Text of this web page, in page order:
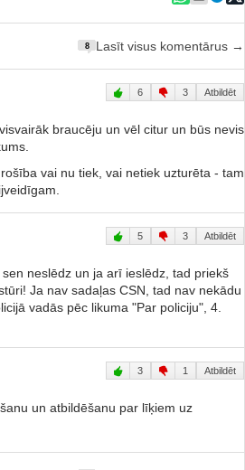
8 Lasīt visus komentārus →
6 3 Atbildēt
braucēju un vēl citur un būs nevis
vai nu tiek, vai netiek uzturēta - tam
5 3 Atbildēt
neslēdz un ja arī ieslēdz, tad priekš
Ja nav sadaļas CSN, tad nav nekādu
vadās pēc likuma "Par policiju", 4.
3 1 Atbildēt
un atbildēšanu par līķiem uz